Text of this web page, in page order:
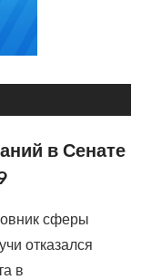
в Сенате
сферы
отказался
в